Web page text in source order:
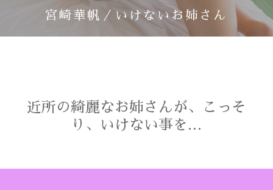
宮崎華帆／いけないお姉さん
近所の綺麗なお姉さんが、こっそ
り、いけない事を…